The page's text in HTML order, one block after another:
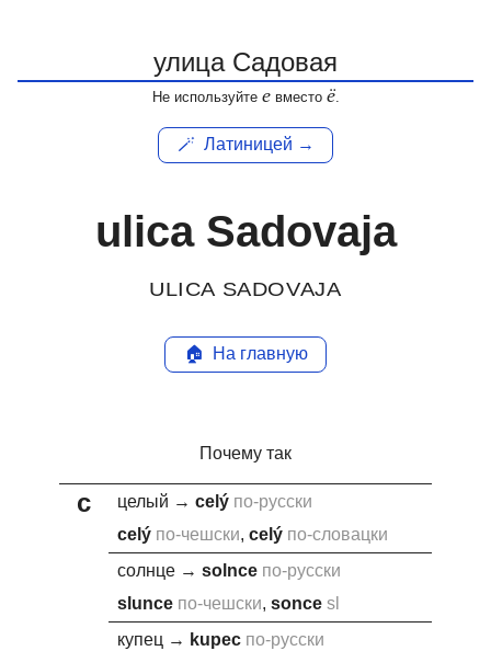
Не используйте евместо ё.
🪄 Латиницей →
ulica Sadovaja
ULICA SADOVAJA
🏠 На главную
Почему так
c целый → celý по-русски
celý по-чешски, celý по-словацки
солнце → solnce по-русски
slunce по-чешски, sonce sl
купец → kupec по-русски